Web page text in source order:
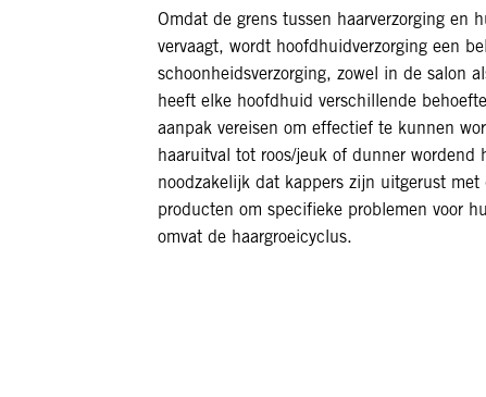
Omdat de grens tussen haarverzorging en
vervaagt, wordt hoofdhuidverzorging een
schoonheidsverzorging, zowel in de salon
heeft elke hoofdhuid verschillende
aanpak vereisen om effectief te kunnen
haaruitval tot roos/jeuk of dunner wordend
noodzakelijk dat kappers zijn uitgerust
producten om specifieke problemen voor
omvat de haargroeicyclus.